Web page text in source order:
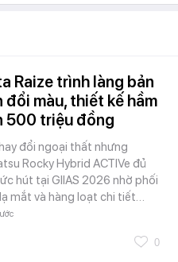
Raize trình làng bản
màu, thiết kế hầm
500 triệu đồng
đổi ngoại thất nhưng
Rocky Hybrid ACTIVe đủ
hút tại GIIAS 2026 nhờ phối
mắt và hàng loạt chi tiết…
0